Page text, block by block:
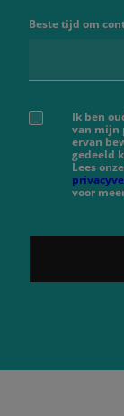
Beste tijd om
Ik ben
van mijn
ervan
gedeeld
Lees onze
voor